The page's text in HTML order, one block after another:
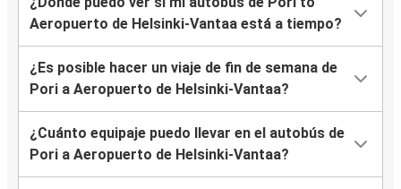
Aeropuerto de Helsinki-Vantaa está a tiempo?
¿Es posible hacer un viaje de fin de semana de
Pori a Aeropuerto de Helsinki-Vantaa?
¿Cuánto equipaje puedo llevar en el autobús de
Pori a Aeropuerto de Helsinki-Vantaa?